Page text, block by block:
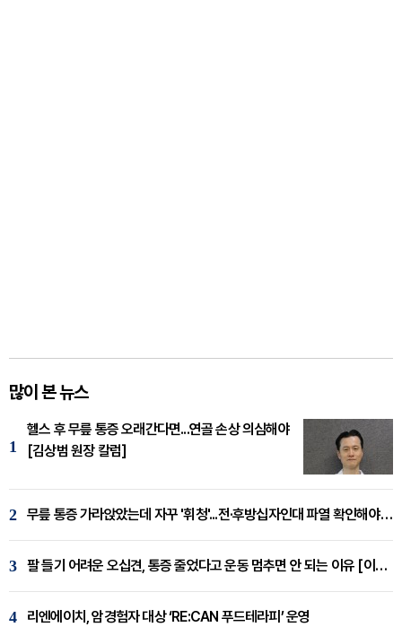
많이 본 뉴스
1
헬스 후 무릎 통증 오래간다면...연골 손상 의심해야
[김상범 원장 칼럼]
2 무릎 통증 가라앉았는데 자꾸 '휘청'...전·후방십자인대 파열 확인해야 [곽우경 원장 칼럼]
3 팔 들기 어려운 오십견, 통증 줄었다고 운동 멈추면 안 되는 이유 [이병욱 원장 칼럼]
4 리엔에이치, 암경험자 대상 ‘RE:CAN 푸드테라피’ 운영